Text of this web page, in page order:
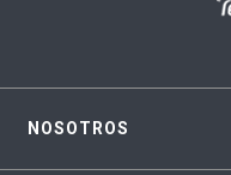
NOSOTROS